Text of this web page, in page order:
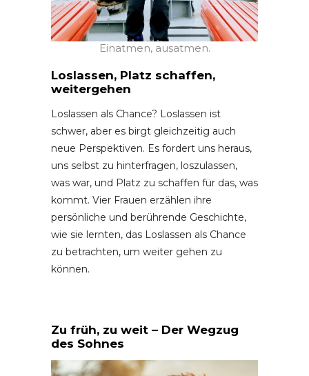
Einatmen, ausatmen.
Loslassen, Platz schaffen,
weitergehen
Loslassen als Chance? Loslassen ist
schwer, aber es birgt gleichzeitig auch
neue Perspektiven. Es fordert uns heraus,
uns selbst zu hinterfragen, loszulassen,
was war, und Platz zu schaffen für das, was
kommt. Vier Frauen erzählen ihre
persönliche und berührende Geschichte,
wie sie lernten, das Loslassen als Chance
zu betrachten, um weiter gehen zu
können.
Zu früh, zu weit – Der Wegzug
des Sohnes